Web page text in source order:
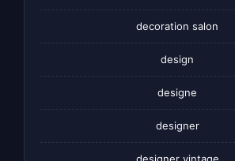
decoration salon
design
designe
designer